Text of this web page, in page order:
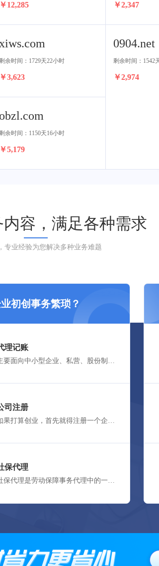
￥12,285 ￥2,347
余时间：1729天22小时
￥3,623
0904.net
剩余时间：1542
￥2,974
obzl.com
余时间：1150天16小时
￥5,179
容，满足各种需求
专业经验为您解决多种业务难题
初创事务繁琐？
理记账
主要面向中小型企业、私营、股份制等在京投资设立的办事机构及有发展潜能的创业家，并由经验丰富、业务熟练、责任心强的会计专业团队为您提供优质的会计服务。
司注册
如果打算创业，首先就得注册一个企业（公司），好有模有样地驰骋上阵。工商注册网，线上提交资料，专人全程办理，带来极简流程，告别繁复。
保代理
社保代理是劳动保障事务代理中的一种代理方式 ，社保帮是企业或自由职业者代办及缴纳社会保险的一家国家认定的专业机构，按照国家有关人事政策法规要求，接受单位或个人委托，在其服务项目范围内，为个人或单位缴纳养老保险、生育保险、医疗保险、失业保险及工伤保险等社会保险的费用。